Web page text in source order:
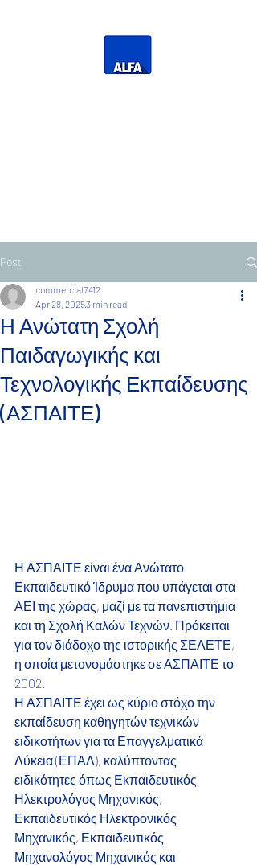
Post
Η Ανώτατη Σχολή
Παιδαγωγικής και
Τεχνολογικής Εκπαίδευσης
(ΑΣΠΑΙΤΕ)
commercial7412
Apr 28, 20253 min read
Η ΑΣΠΑΙΤΕ είναι ένα Ανώτατο
Εκπαιδευτικό Ίδρυμα που υπάγεται στα
ΑΕΙ της χώρας, μαζί με τα πανεπιστήμια
και τη Σχολή Καλών Τεχνών. Πρόκειται
για τον διάδοχο της ιστορικής ΣΕΛΕΤΕ,
η οποία μετονομάστηκε σε ΑΣΠΑΙΤΕ το
2002.
Η ΑΣΠΑΙΤΕ έχει ως κύριο στόχο την
εκπαίδευση καθηγητών τεχνικών
ειδικοτήτων για τα Επαγγελματικά
Λύκεια (ΕΠΑΛ), καλύπτοντας
ειδικότητες όπως Εκπαιδευτικός
Ηλεκτρολόγος Μηχανικός,
Εκπαιδευτικός Ηλεκτρονικός
Μηχανικός, Εκπαιδευτικός
Μηχανολόγος Μηχανικός και